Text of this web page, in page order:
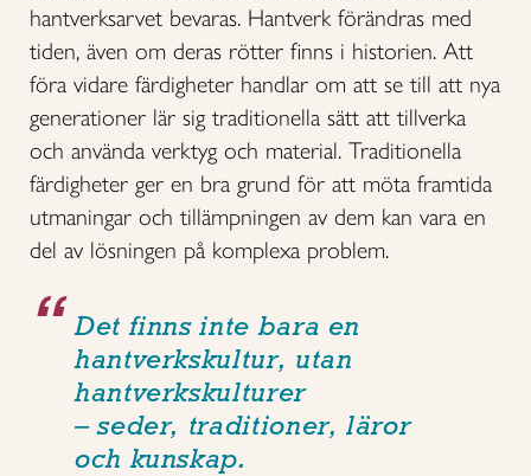
hantverksarvet bevaras. Hantverk förändras med
tiden, även om deras rötter finns i historien. Att
föra vidare färdigheter handlar om att se till att nya
generationer lär sig traditionella sätt att tillverka
och använda verktyg och material. Traditionella
färdigheter ger en bra grund för att möta framtida
utmaningar och tillämpningen av dem kan vara en
del av lösningen på komplexa problem.
Det finns inte bara en
hantverkskultur, utan
hantverkskulturer
– seder, traditioner, läror
och kunskap.